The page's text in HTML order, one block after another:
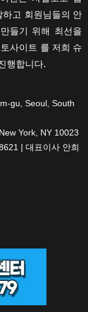
고 회원님들의 안
들기 위해 최선을
사이트 를 저희 슈
행합니다.
gu, Seoul, South
York, NY 10023
| 대표이사 안희